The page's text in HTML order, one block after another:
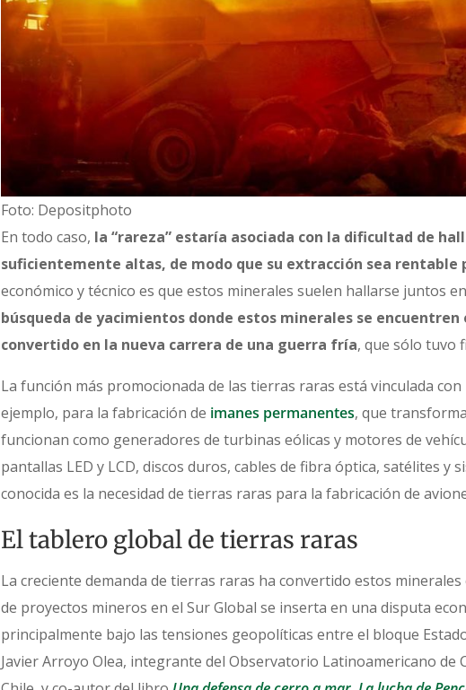
Foto: Depositphoto
En todo caso, la “rareza” estaría asociada con la dificultad de
suficientemente altas, de modo que su extracción sea rentable
económico y técnico es que estos minerales suelen hallarse juntos
búsqueda de yacimientos donde estos minerales se encuentren
convertido en la nueva carrera de una guerra fría, que sólo tuvo
La función más promocionada de las tierras raras está vinculada
ejemplo, para la fabricación de imanes permanentes, que
funcionan como generadores de turbinas eólicas y motores de
pantallas LED y LCD, discos duros, cables de fibra óptica, satélites y
conocida es la necesidad de tierras raras para la fabricación de
El tablero global de tierras raras
La creciente demanda de tierras raras ha convertido estos
de proyectos mineros en el Sur Global se inserta en una disputa
principalmente bajo las tensiones geopolíticas entre el bloque
Javier Arroyo Olea, integrante del Observatorio Latinoamericano de